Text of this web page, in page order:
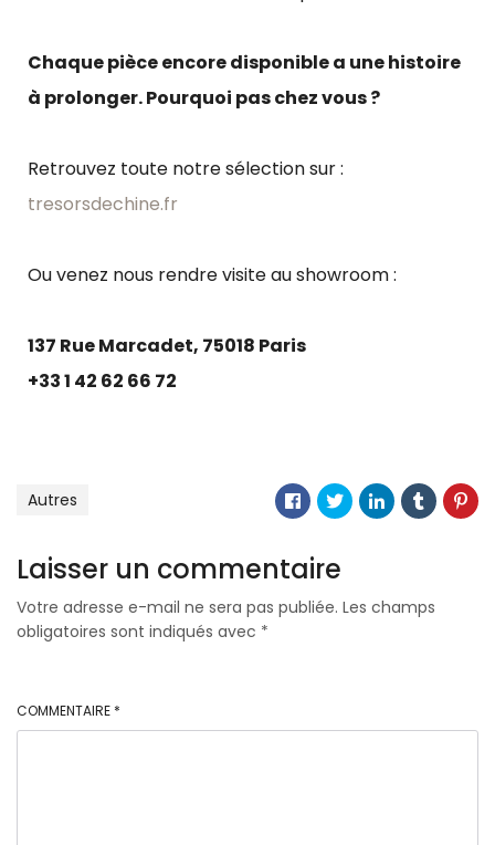
Chaque pièce encore disponible a une histoire
à prolonger. Pourquoi pas chez vous ?
Retrouvez toute notre sélection sur :
tresorsdechine.fr
Ou venez nous rendre visite au showroom :
137 Rue Marcadet, 75018 Paris
+33 1 42 62 66 72
Autres
Laisser un commentaire
Votre adresse e-mail ne sera pas publiée. Les champs
obligatoires sont indiqués avec *
COMMENTAIRE *